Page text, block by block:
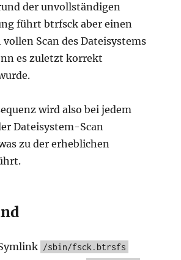
der unvollständigen
führt btrfsck aber einen
Scan des Dateisystems
es zuletzt korrekt
wird also bei jedem
Dateisystem-Scan
zu der erheblichen
/sbin/fsck.btrsfs